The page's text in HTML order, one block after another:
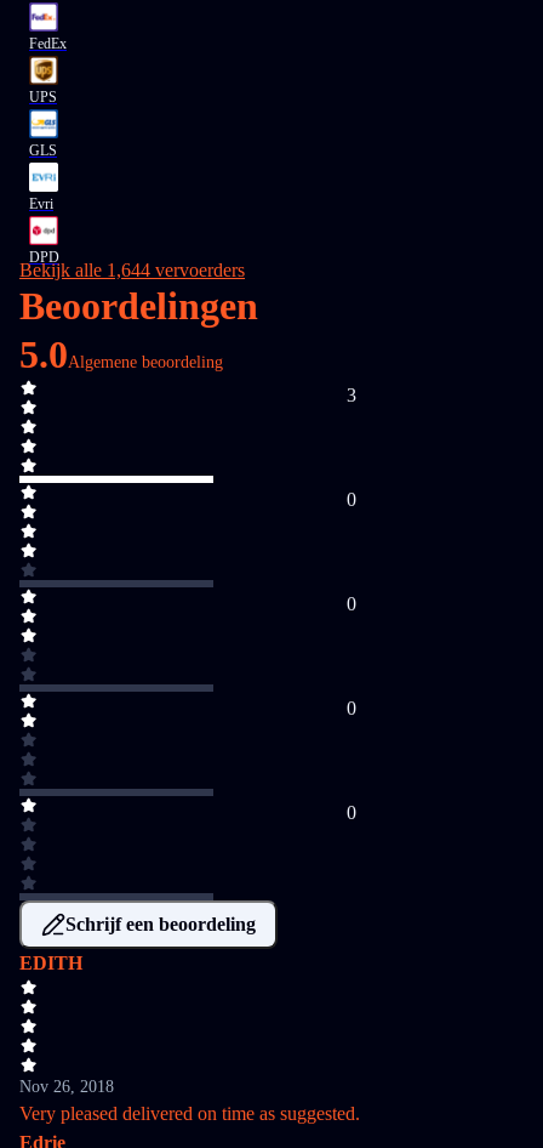
FedEx
UPS
GLS
Evri
DPD
Bekijk alle 1,644 vervoerders
Beoordelingen
5.0Algemene beoordeling
3
0
0
0
0
Schrijf een beoordeling
EDITH
Nov 26, 2018
Very pleased delivered on time as suggested.
Edrie